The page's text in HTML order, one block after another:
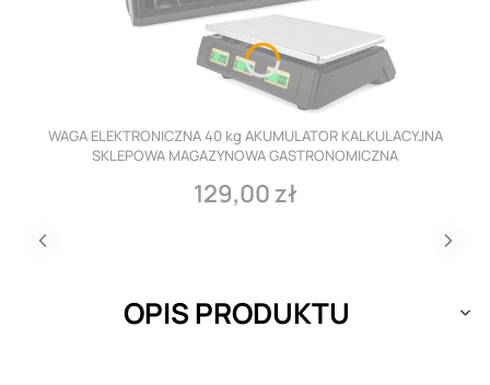
WAGA ELEKTRONICZNA 40 kg AKUMULATOR KALKULACYJNA
SKLEPOWA MAGAZYNOWA GASTRONOMICZNA
Cena
129,00 zł
OPIS PRODUKTU